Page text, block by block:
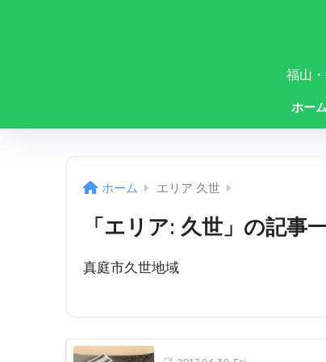
福山
ホー
ホーム エリア 久世
「エリア: 久世 」の記事
真庭市久世地域